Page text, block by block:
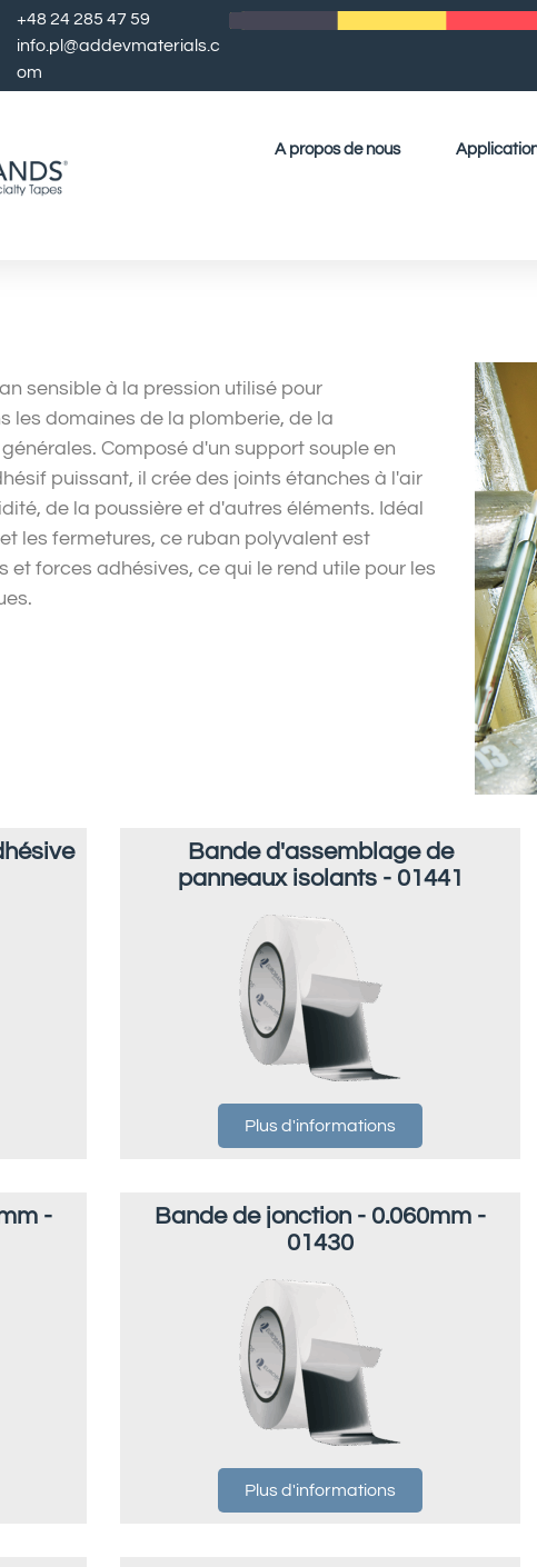
+48 24 285 47 59
info.pl@addevmaterials.c
om
A propos de nous
sensible à la pression utilisé pour
les domaines de la plomberie, de la
Composé d'un support souple en
puissant, il crée des joints étanches à l'air
de la poussière et d'autres éléments. Idéal
les fermetures, ce ruban polyvalent est
forces adhésives, ce qui le rend utile pour les
Bande d'assemblage de
panneaux isolants - 01441
Plus d'informations
-
Bande de jonction - 0.060mm -
01430
Plus d'informations